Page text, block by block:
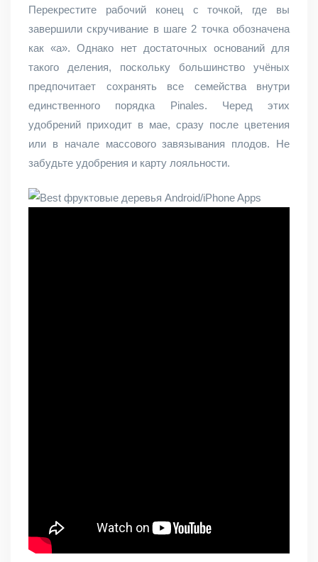
Перекрестите рабочий конец с точкой, где вы
завершили скручивание в шаге 2 точка обозначена
как «а». Однако нет достаточных оснований для
такого деления, поскольку большинство учёных
предпочитает сохранять все семейства внутри
единственного порядка Pinales. Черед этих
удобрений приходит в мае, сразу после цветения
или в начале массового завязывания плодов. Не
забудьте удобрения и карту лояльности.